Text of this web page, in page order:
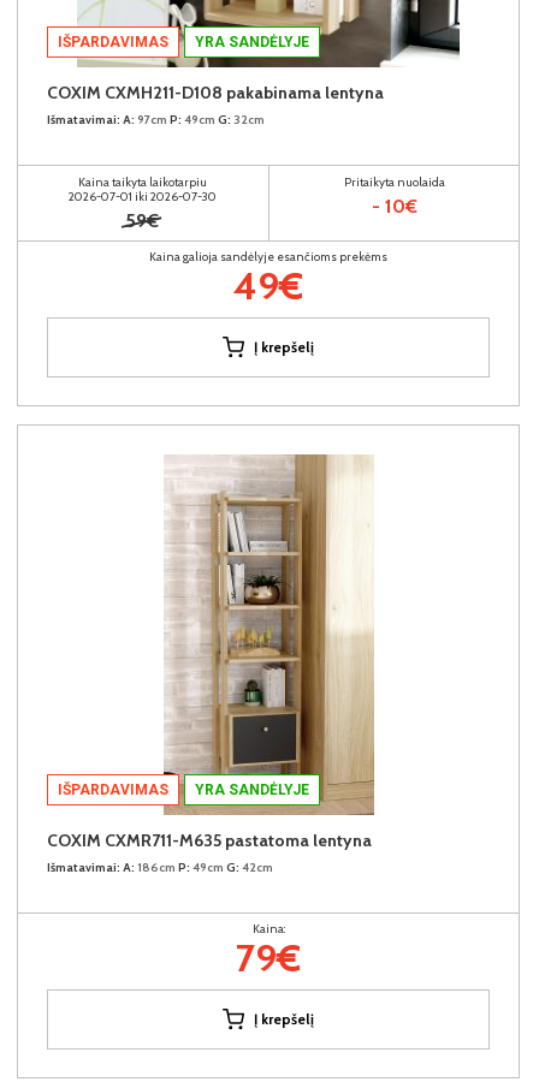
IŠPARDAVIMAS YRA SANDĖLYJE
COXIM CXMH211-D108 pakabinama lentyna
Išmatavimai: A: 97cm P: 49cm G: 32cm
Kaina taikyta laikotarpiu
2026-07-01 iki 2026-07-30
59€
Pritaikyta nuolaida
- 10€
Kaina galioja sandėlyje esančioms prekėms
49€
Į krepšelį
IŠPARDAVIMAS YRA SANDĖLYJE
COXIM CXMR711-M635 pastatoma lentyna
Išmatavimai: A: 186cm P: 49cm G: 42cm
Kaina:
79€
Į krepšelį